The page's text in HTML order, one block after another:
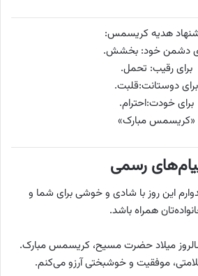
هدیه کریسمس:
دشمن خود: بخشش.
برای رقیب: تحمل.
برای دوستانت:قلبت.
برای خودت:احترام.
«کریسمس مبارک»
رسمی
این روز با شادی و خوشی برای شما و
همراه باشد.
میلاد حضرت مسیح، کریسمس مبارک.
موفقیت و خوشبختی آرزو می‌کنم.